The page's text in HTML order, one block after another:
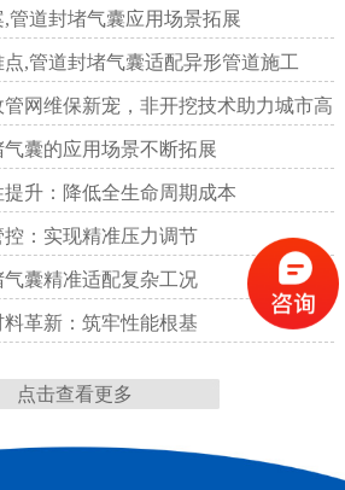
座 公路盆式橡胶支座
管道封堵气囊应用场景拓展
,管道封堵气囊适配异形管道施工
网维保新宠，非开挖技术助力城市高
囊的应用场景不断拓展
升：降低全生命周期成本
：实现精准压力调节
囊精准适配复杂工况
革新：筑牢性能根基
点击查看更多